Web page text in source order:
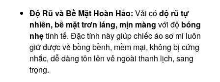
Độ Rũ và Bề Mặt Hoàn Hảo: Vải cóđộ rũ tự
nhiên, bề mặt trơn láng, mịn màng với độ bóng
nhẹtinh tế. Đặc tính này giúp chiếc áo sơ mi luôn
giữ được vẻ bồng bềnh, mềm mại, không bị cứng
nhắc, dễ dàng tôn lên vẻ ngoài thanh lịch, sang
trọng.